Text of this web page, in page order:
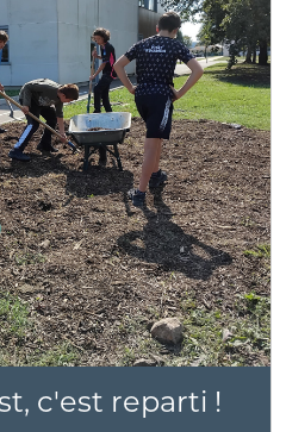
c'est reparti !